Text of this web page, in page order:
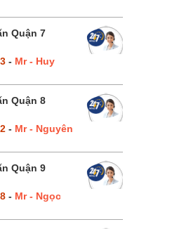
Quận 7
- Mr - Huy
Quận 8
- Mr - Nguyên
Quận 9
- Mr - Ngọc